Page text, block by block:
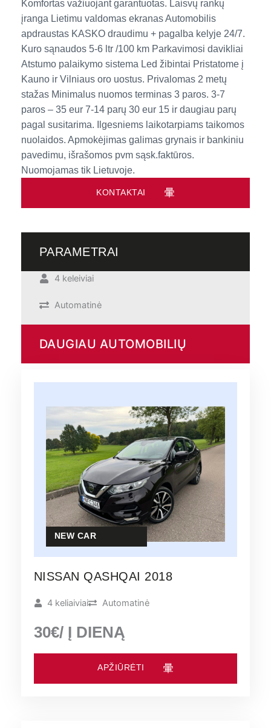
PARAMETRAI
4 keleiviai
Automatinė
DAUGIAU AUTOMOBILIŲ
NEW CAR
NISSAN QASHQAI 2018
4 keliaiviai Automatinė
30€/ Į DIENĄ
APŽIŪRĖTI
Komfortas važiuojant garantuotas. Laisvų rankų
įranga Lietimu valdomas ekranas Automobilis
apdraustas KASKO draudimu + pagalba kelyje 24/7.
Kuro sąnaudos 5-6 ltr /100 km Parkavimosi davikliai
Atstumo palaikymo sistema Led žibintai Pristatome į
Kauno ir Vilniaus oro uostus. Privalomas 2 metų
stažas Minimalus nuomos terminas 3 paros. 3-7
paros – 35 eur 7-14 parų 30 eur 15 ir daugiau parų
pagal susitarima. Ilgesniems laikotarpiams taikomos
nuolaidos. Apmokėjimas galimas grynais ir bankiniu
pavedimu, išrašomos pvm sąsk.faktūros.
Nuomojamas tik Lietuvoje.
KONTAKTAI